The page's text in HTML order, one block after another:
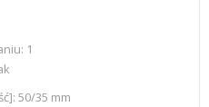
1
50/35 mm